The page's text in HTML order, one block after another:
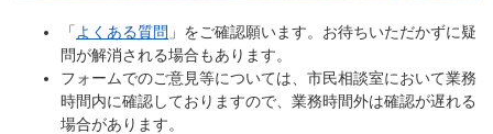
「 よくある質問 」をご確認願います。お待ちいただかずに疑
問が解消される場合もあります。
フォームでのご意見等については、市民相談室において業務
時間内に確認しておりますので、業務時間外は確認が遅れる
場合があります。